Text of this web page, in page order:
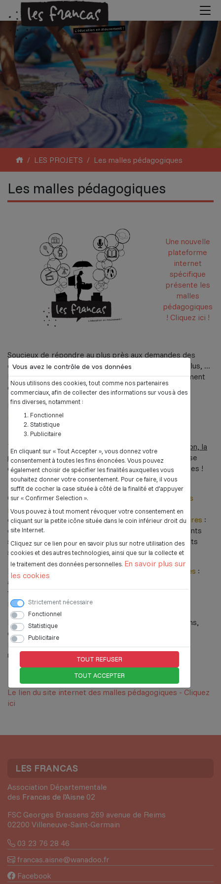
Vous avez le contrôle de vos données
Nous utilisons des cookies, tout comme nos partenaires
commerciaux, afin de collecter des informations sur vous à des
fins diverses, notamment :
Fonctionnel
Statistique
Publicitaire
En cliquant sur « Tout Accepter », vous donnez votre
consentement à toutes les fins énoncées. Vous pouvez
également choisir de spécifier les finalités auxquelles vous
souhaitez donner votre consentement. Pour ce faire, il vous
suffit de cocher la case située à côté de la finalité et d’appuyer
sur « Confirmer Selection ».
Vous pouvez à tout moment révoquer votre consentement en
cliquant sur la petite icône située dans le coin inférieur droit du
site Internet.
Cliquez sur ce lien pour en savoir plus sur notre utilisation des
cookies et des autres technologies, ainsi que sur la collecte et
le traitement des données personnelles. En savoir plus sur
les cookies
Strictement nécessaire
Fonctionnel
Statistique
Publicitaire
TOUT REFUSER
TOUT ACCEPTER
LES PROJETS Les malles pédagogiques
Les malles pédagogiques
Une nouvelle
plateforme
internet
spécifique
présente les
malles
pédagogiques
! Cliquez ici !
Soucieux de répondre au plus près aux demandes des
équipes d'animation, des équipes de direction, des élus, ...
Pour permettre à un maximum d'enfants du département
de bénéficier d'activités diverses et variées...
Les Francas de l'Aisne développent depuis 2017 "
malles pédagogiques".
Trois actions sont possibles :
l'animation, la formation, la
mise à disposition du matériel. Ces actions peuvent se
dérouler dans nos locaux, ou directement sur vos sites !
Chaque année, nous intervenons auprès
de différents
publics: enfants, élèves, animateurs, assistants
d'éducation, professeurs, ... Et dansdiverses structures :
centres de loisirs, séjours de vacances, établissements
scolaires du premier et second degré, établissements
spécialisés, ...
Les malles pédagogiques sont
nombreuses et variées :
activités circassiennes, photographie, jeux
traditionnels, raconte tapis, marionnettes, sports
innovants, meccano, robotique, ...
Pour plus de renseignements, demande de formations,
d'interventions, de mise à disposition, contactez les
intervenants à l'adresse email
mallespedagogiques.francas02@gmail.com
Le lien du site internet des malles pédagogiques - Cliquez
ici
LES FRANCAS
Association Départementale
des Francas de l'Aisne 02
FSC Georges Brassens 269 avenue de Reims
02200 Villeneuve-Saint-Germain
03 23 76 28 46
francas.aisne@wanadoo.fr
Facebook